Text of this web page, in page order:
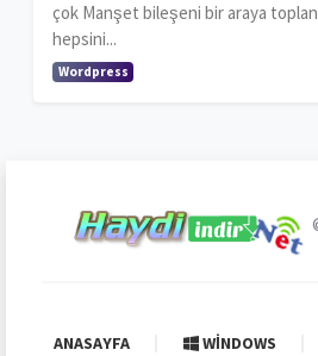
çok Manşet bileşeni bir araya
hepsini...
Wordpress
ANASAYFA WINDOWS